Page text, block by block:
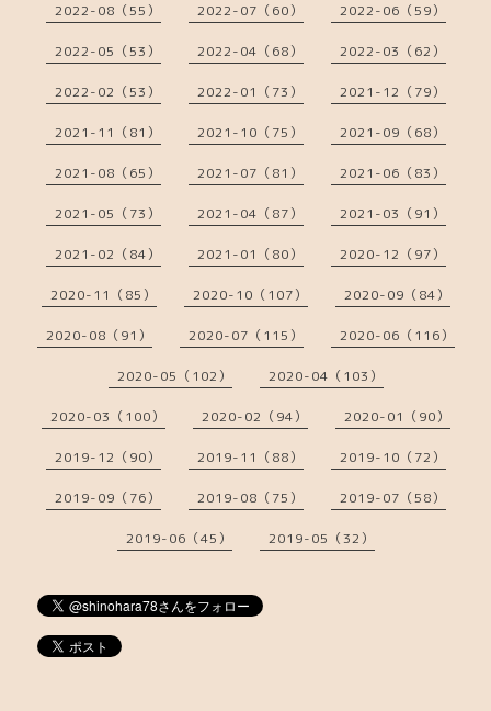
2022-08（55） 2022-07（60） 2022-06（59）
2022-05（53） 2022-04（68） 2022-03（62）
2022-02（53） 2022-01（73） 2021-12（79）
2021-11（81） 2021-10（75） 2021-09（68）
2021-08（65） 2021-07（81） 2021-06（83）
2021-05（73） 2021-04（87） 2021-03（91）
2021-02（84） 2021-01（80） 2020-12（97）
2020-11（85） 2020-10（107） 2020-09（84）
2020-08（91） 2020-07（115） 2020-06（116）
2020-05（102） 2020-04（103）
2020-03（100） 2020-02（94） 2020-01（90）
2019-12（90） 2019-11（88） 2019-10（72）
2019-09（76） 2019-08（75） 2019-07（58）
2019-06（45） 2019-05（32）